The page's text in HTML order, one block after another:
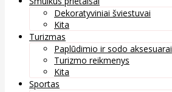
Dekoratyviniai šviestuvai
Kita
Turizmas
Paplūdimio ir sodo aksesuarai
Turizmo reikmenys
Kita
Sportas